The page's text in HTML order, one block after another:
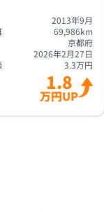
2013年9月
69,986km
京都府
2026年2月27日
3.3万円
1.8
万円UP